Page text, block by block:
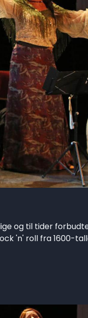
og til tider
'n' roll fra 1600-